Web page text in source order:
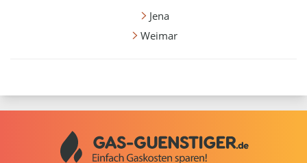
Jena
Weimar